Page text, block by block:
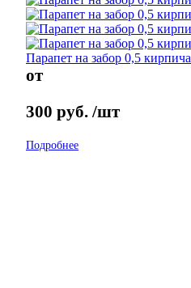
Парапет на забор 0,5 кирпича
от
300 руб. /шт
Подробнее